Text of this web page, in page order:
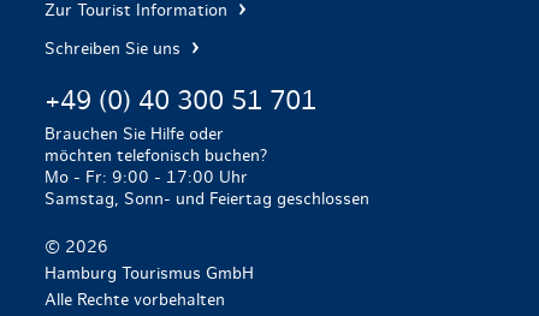
Zur Tourist Information
Schreiben Sie uns
+49 (0) 40 300 51 701
Brauchen Sie Hilfe oder
möchten telefonisch buchen?
Mo - Fr: 9:00 - 17:00 Uhr
Samstag, Sonn- und Feiertag geschlossen
© 2026
Hamburg Tourismus GmbH
Alle Rechte vorbehalten